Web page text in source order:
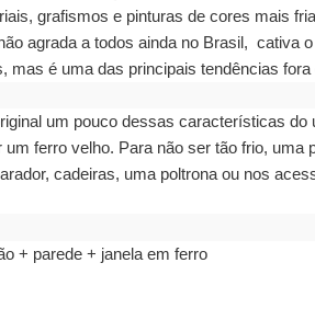
grafismos e pinturas de cores mais
agrada a todos ainda no Brasil, cativa
mas é uma das principais tendências fora
um pouco dessas características do
ferro velho. Para não ser tão frio, uma
cadeiras, uma poltrona ou nos